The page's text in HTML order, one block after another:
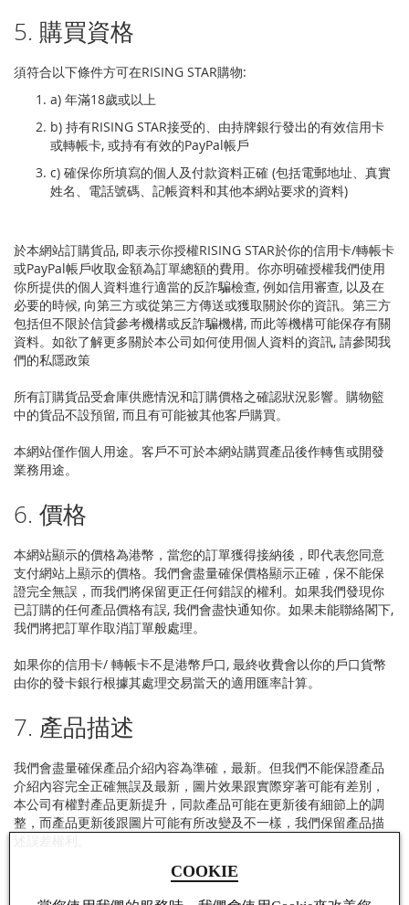
COOKIE
5. 購買資格
須符合以下條件方可在RISING STAR購物:
a) 年滿18歲或以上
b) 持有RISING STAR接受的、由持牌銀行發出的有效信用卡
或轉帳卡, 或持有有效的PayPal帳戶
c) 確保你所填寫的個人及付款資料正確 (包括電郵地址、真實
姓名、電話號碼、記帳資料和其他本網站要求的資料)
於本網站訂購貨品, 即表示你授權RISING STAR於你的信用卡/轉帳卡
或PayPal帳戶收取金額為訂單總額的費用。你亦明確授權我們使用
你所提供的個人資料進行適當的反詐騙檢查, 例如信用審查, 以及在
必要的時候, 向第三方或從第三方傳送或獲取關於你的資訊。第三方
包括但不限於信貸參考機構或反詐騙機構, 而此等機構可能保存有關
資料。如欲了解更多關於本公司如何使用個人資料的資訊, 請參閱我
們的私隱政策
所有訂購貨品受倉庫供應情況和訂購價格之確認狀況影響。購物籃
中的貨品不設預留, 而且有可能被其他客戶購買。
本網站僅作個人用途。客戶不可於本網站購買產品後作轉售或開發
業務用途。
6. 價格
本網站顯示的價格為港幣，當您的訂單獲得接納後，即代表您同意
支付網站上顯示的價格。我們會盡量確保價格顯示正確，保不能保
證完全無誤，而我們將保留更正任何錯誤的權利。如果我們發現你
已訂購的任何產品價格有誤, 我們會盡快通知你。如果未能聯絡閣下,
我們將把訂單作取消訂單般處理。
如果你的信用卡/ 轉帳卡不是港幣戶口, 最終收費會以你的戶口貨幣
由你的發卡銀行根據其處理交易當天的適用匯率計算。
7. 產品描述
我們會盡量確保產品介紹內容為準確，最新。但我們不能保證產品
介紹內容完全正確無誤及最新，圖片效果跟實際穿著可能有差別，
本公司有權對產品更新提升，同款產品可能在更新後有細節上的調
整，而產品更新後跟圖片可能有所改變及不一樣，我們保留產品描